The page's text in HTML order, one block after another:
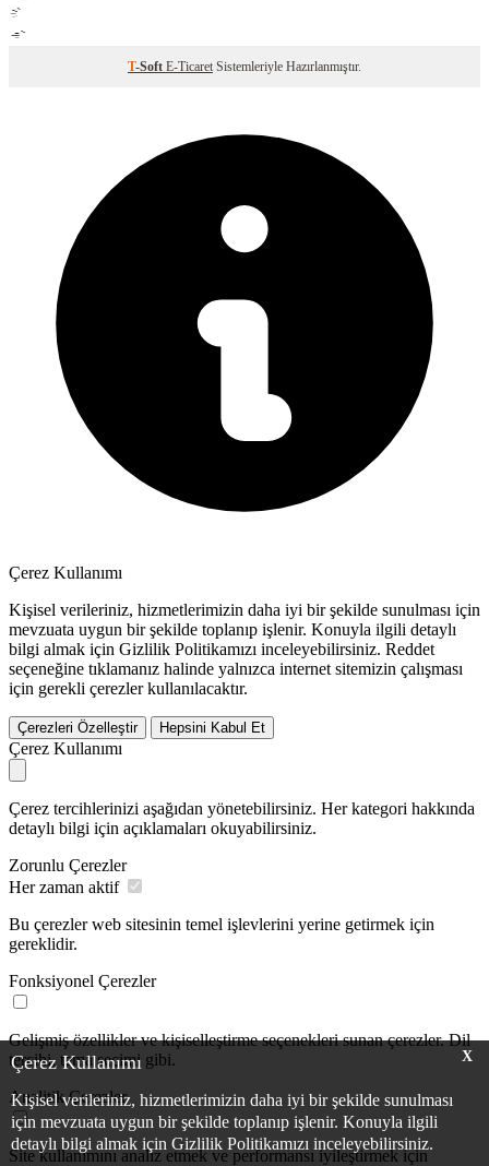
X
Çerez Kullanımı
Kişisel verileriniz, hizmetlerimizin daha iyi bir şekilde sunulması
için mevzuata uygun bir şekilde toplanıp işlenir. Konuyla ilgili
detaylı bilgi almak için Gizlilik Politikamızı inceleyebilirsiniz.
T-Soft E-Ticaret Sistemleriyle Hazırlanmıştır.
Çerez Kullanımı
Kişisel verileriniz, hizmetlerimizin daha iyi bir şekilde sunulması için
mevzuata uygun bir şekilde toplanıp işlenir. Konuyla ilgili detaylı
bilgi almak için Gizlilik Politikamızı inceleyebilirsiniz. Reddet
seçeneğine tıklamanız halinde yalnızca internet sitemizin çalışması
için gerekli çerezler kullanılacaktır.
Çerezleri Özelleştir Hepsini Kabul Et
Çerez Kullanımı
Çerez tercihlerinizi aşağıdan yönetebilirsiniz. Her kategori hakkında
detaylı bilgi için açıklamaları okuyabilirsiniz.
Zorunlu Çerezler
Her zaman aktif
Bu çerezler web sitesinin temel işlevlerini yerine getirmek için
gereklidir.
Fonksiyonel Çerezler
Gelişmiş özellikler ve kişiselleştirme seçenekleri sunan çerezler. Dil
tercihi, tema seçimi gibi.
Analitik Çerezler
Site kullanımını analiz etmek ve performansı iyileştirmek için